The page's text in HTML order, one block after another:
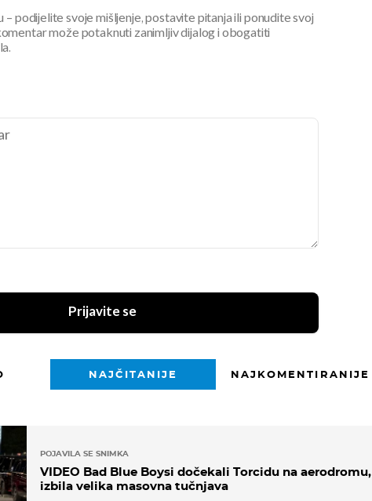
– podijelite svoje mišljenje, postavite pitanja ili ponudite svoj
može potaknuti zanimljiv dijalog i obogatiti
Prijavite se
NAJČITANIJE NAJKOMENTIRANIJE
POJAVILA SE SNIMKA
VIDEO Bad Blue Boysi dočekali Torcidu na aerodromu,
izbila velika masovna tučnjava